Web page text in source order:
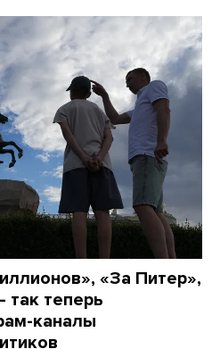
«За Питер»,
так теперь
каналы